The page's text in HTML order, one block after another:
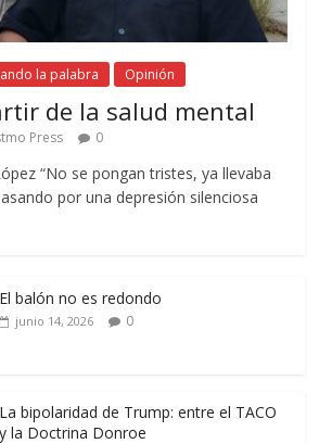
la palabra Opinión
de la salud mental
Press 0
“No se pongan tristes, ya llevaba
por una depresión silenciosa
El balón no es redondo
junio 14, 2026 0
La bipolaridad de Trump: entre el TACO
y la Doctrina Donroe